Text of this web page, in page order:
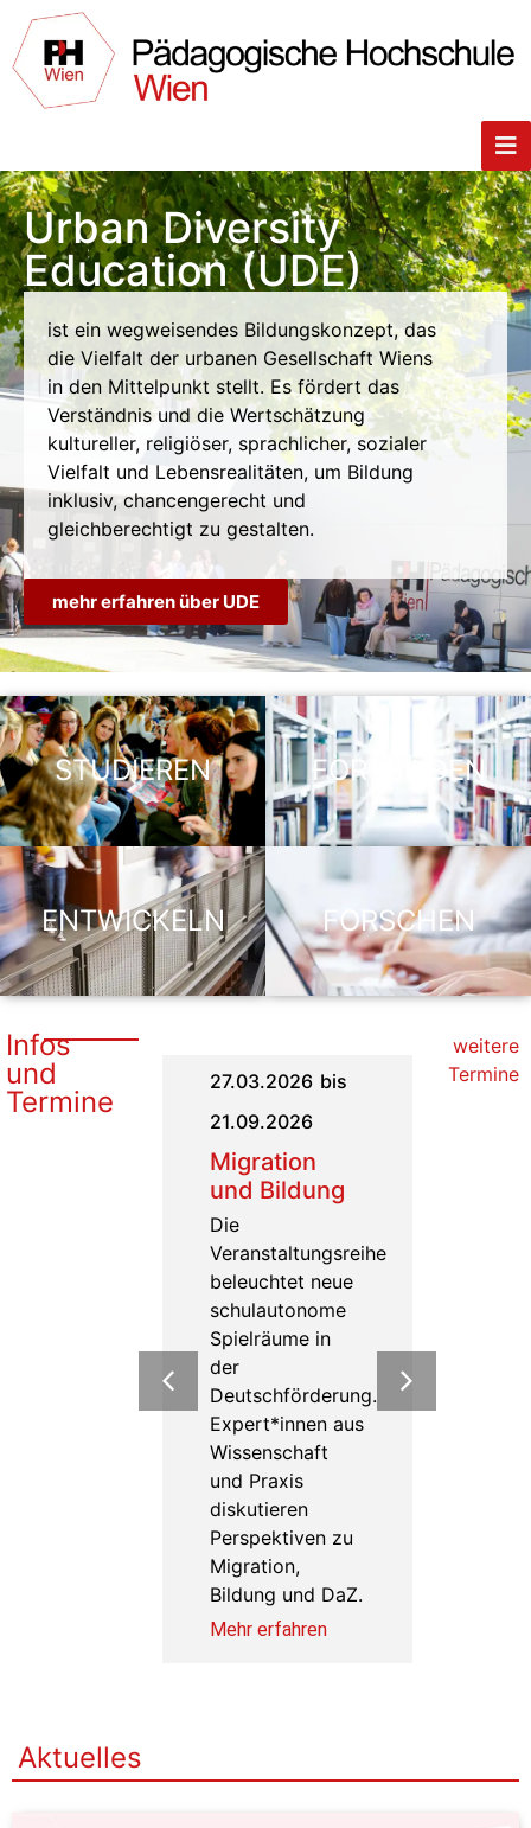
Urban Diversity
Education (UDE)
ist ein wegweisendes Bildungskonzept, das
die Vielfalt der urbanen Gesellschaft Wiens
in den Mittelpunkt stellt. Es fördert das
Verständnis und die Wertschätzung
kultureller, religiöser, sprachlicher, sozialer
Vielfalt und Lebensrealitäten, um Bildung
inklusiv, chancengerecht und
gleichberechtigt zu gestalten.
mehr erfahren über UDE
STUDIEREN FORTBILDEN
ENTWICKELN FORSCHEN
Infos
und
Termine
bis 27.03.2026 bis
21.09.2026
Migration
und Bildung
Veranstaltungsreihe
beleuchtet neue
schulautonome
Spielräume in
der
Deutschförderung.
Expert*innen aus
Wissenschaft
und Praxis
diskutieren
Perspektiven zu
Migration,
Bildung und DaZ.
Mehr erfahren
weitere
Termine
Aktuelles